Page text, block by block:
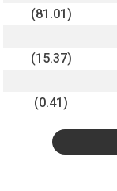
(81.01)
(15.37)
(0.41)